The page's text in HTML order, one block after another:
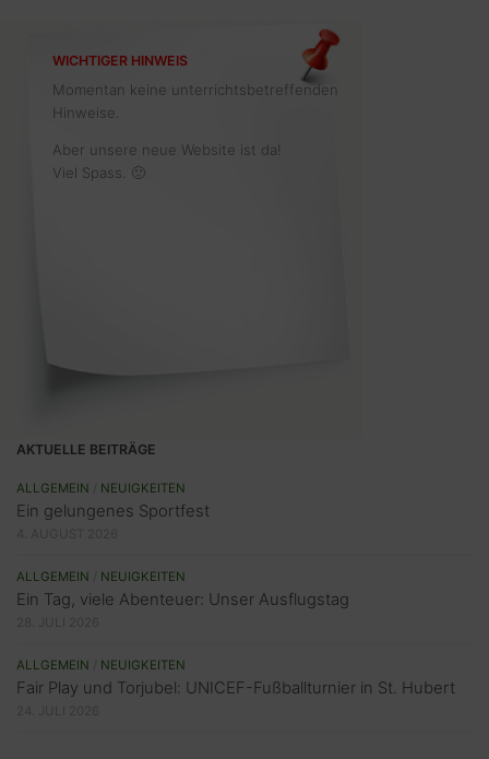
WICHTIGER HINWEIS
Momentan keine unterrichtsbetreffenden
Hinweise.
Aber unsere neue Website ist da!
Viel Spass. 🙂
AKTUELLE BEITRÄGE
ALLGEMEIN NEUIGKEITEN
Ein gelungenes Sportfest
ALLGEMEIN NEUIGKEITEN
Ein Tag, viele Abenteuer: Unser Ausflugstag
ALLGEMEIN NEUIGKEITEN
Fair Play und Torjubel: UNICEF-Fußballturnier in St. Hubert